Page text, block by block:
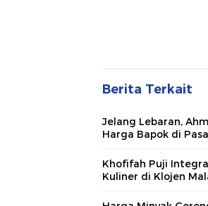
Berita Terkait
Jelang Lebaran,
Harga Bapok di
Khofifah Puji
Kuliner di Klojen